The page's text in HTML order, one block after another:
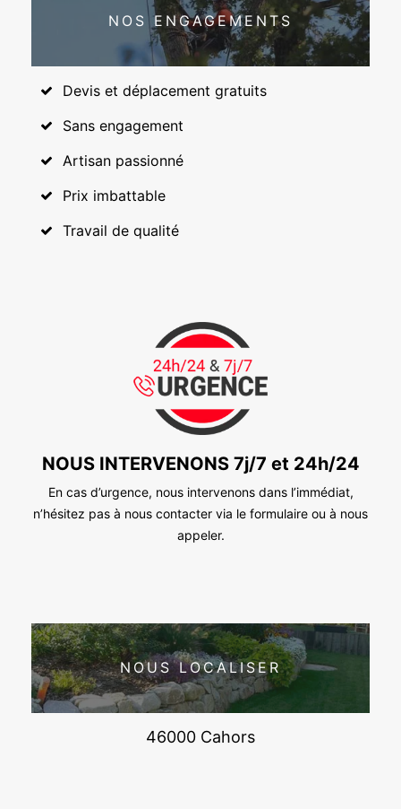
NOS ENGAGEMENTS
Devis et déplacement gratuits
Sans engagement
Artisan passionné
Prix imbattable
Travail de qualité
NOUS INTERVENONS 7j/7 et 24h/24
En cas d’urgence, nous intervenons dans l’immédiat,
n’hésitez pas à nous contacter via le formulaire ou à nous
appeler.
NOUS LOCALISER
46000 Cahors